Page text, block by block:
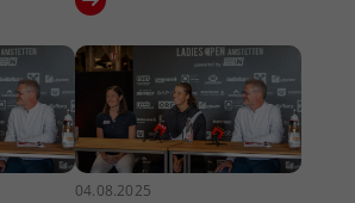
04.08.2025